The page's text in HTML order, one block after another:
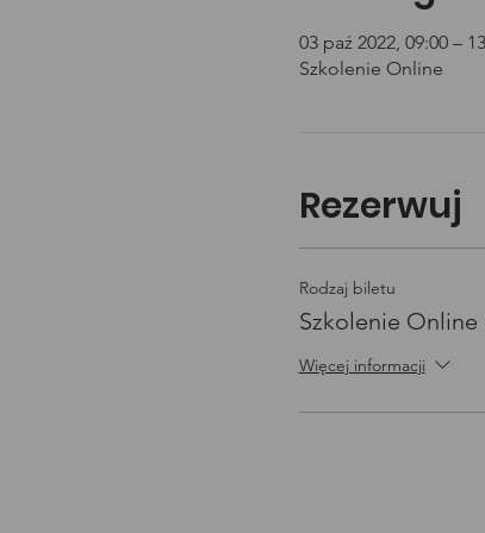
03 paź 2022, 09:00 –
Szkolenie Online
Rezerwuj
Rodzaj biletu
Szkolenie Online
Więcej informacji